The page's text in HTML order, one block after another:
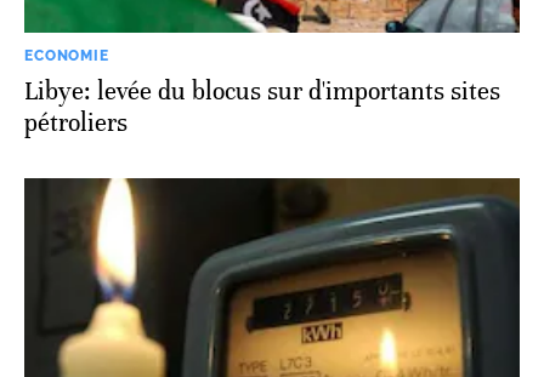
ECONOMIE
Libye: levée du blocus sur d'importants sites
pétroliers